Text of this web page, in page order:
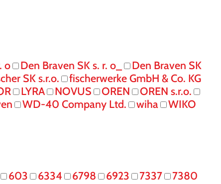
o Den Braven SK s. r. o_
Den Braven SK
SK s.r.o.
fischerwerke GmbH & Co. KG
LYRA NOVUS OREN
OREN s.r.o.
WD-40 Company Ltd. wiha WIKO
603 6334 6798 6923 7337
7380